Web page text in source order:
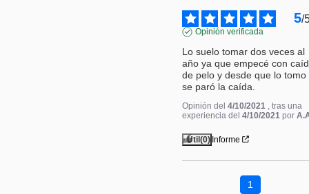
5/
Opinión verificada
Lo suelo tomar dos veces al
año ya que empecé con
de pelo y desde que lo tomo
se paró la caída.
Opinión del4/10/2021
, tras una
experiencia del4/10/2021 por
Útil(0) Informe
1